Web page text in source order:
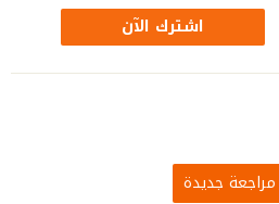
اشترك الآن
مراجعة جديدة